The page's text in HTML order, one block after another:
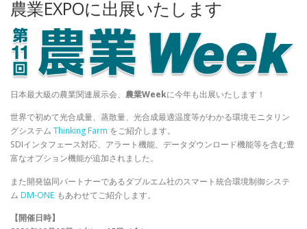
農業EXPOに出展いたします
日本最大級の農業関連展示会、 農業Weekに今年も出展いたします！
世界で初めて光合成量、蒸散量、光合成最適温度等がわかる環境モニタリン
グシステム Thinking Farm をご紹介します。
SDIインタフェース対応、アラート機能、データダウンロード機能等を含む豊
富なオプション機能が追加されました。
また開発協同パートナーであるダブルエム社のスマート統合環境制御システ
ム DM-ONE もあわせてご紹介します。
【開催日時】